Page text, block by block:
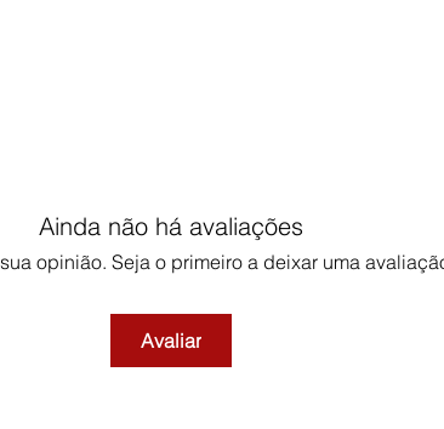
Ainda não há avaliações
opinião. Seja o primeiro a deixar uma
Avaliar